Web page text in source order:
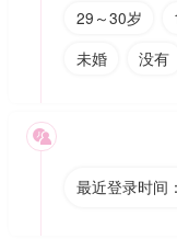
29～30岁
未婚
没有

最近登录时间